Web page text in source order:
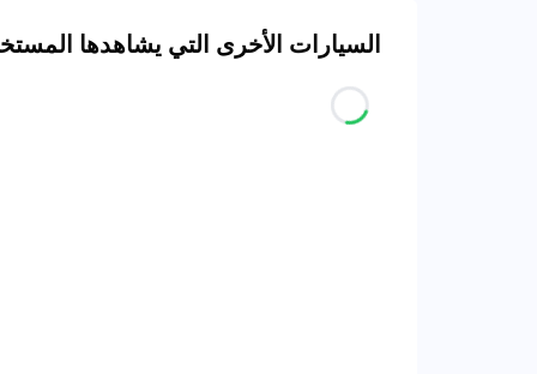
السيارات الأخرى التي يشاهدها